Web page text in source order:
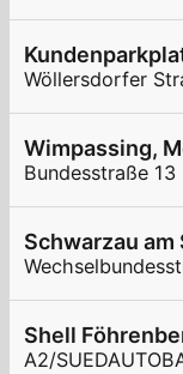
Wöllersdorfer
Wimpassing,
Bundesstraße 13
Schwarzau
Shell
A2/